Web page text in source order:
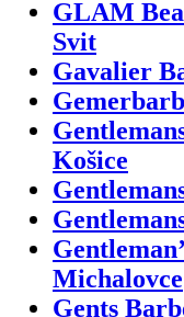
GLAM
Svit
Gavalier
Košice
Michalovce
Gents